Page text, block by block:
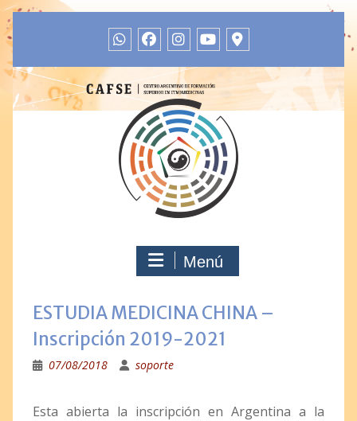
Menú
ESTUDIA MEDICINA CHINA –
Inscripción 2019-2021
07/08/2018 soporte
Esta abierta la inscripción en Argentina a la